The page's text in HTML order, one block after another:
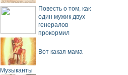
Повесть о том, как
один мужик двух
генералов
прокормил
Вот какая мама
Музыканты